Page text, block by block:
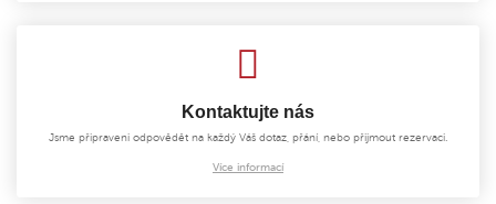
Kontaktujte nás
Jsme připraveni odpovědět na každý Váš dotaz, přání, nebo přijmout rezervaci.
Více informací